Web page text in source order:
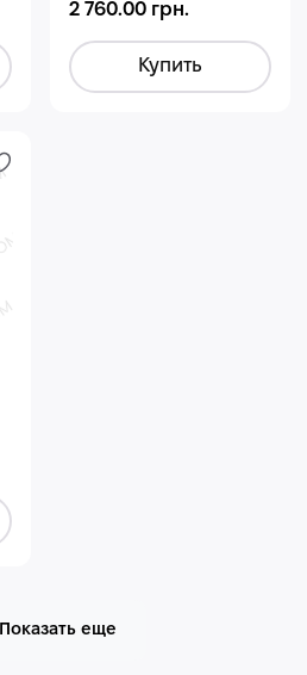
2 760.00 грн.
Купить
Показать еще